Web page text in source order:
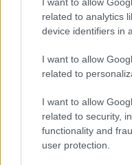
related to analytics
device identifiers in
I want to allow
related to
I want to allow
related to security,
functionality and
user protection.
ΣΑΝ ΣΗΜΕΡΑ –
ανέλκυση του
υποβρύχιου